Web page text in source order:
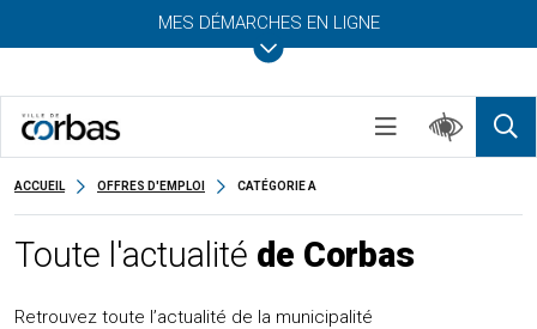
MES DÉMARCHES EN LIGNE
ACCUEIL OFFRES D'EMPLOI CATÉGORIE A
Toute l'actualité de Corbas
Retrouvez toute l’actualité de la municipalité